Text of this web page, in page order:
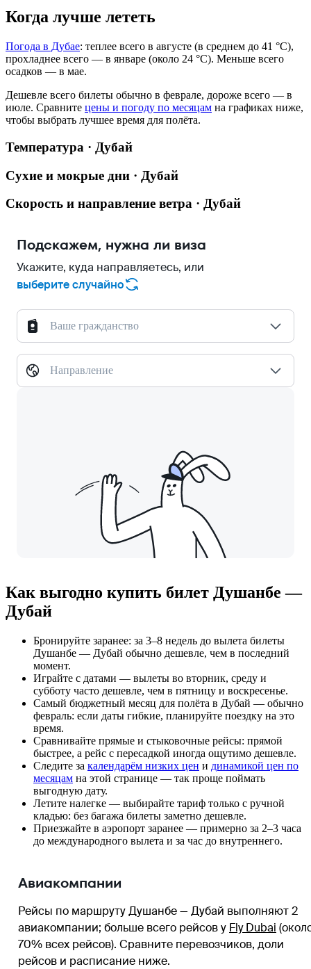
Когда лучше лететь
Погода в Дубае: теплее всего в августе (в среднем до 41 °C),
прохладнее всего — в январе (около 24 °C). Меньше всего
осадков — в мае.
Дешевле всего билеты обычно в феврале, дороже всего — в
июле. Сравните цены и погоду по месяцам на графиках ниже,
чтобы выбрать лучшее время для полёта.
Температура · Дубай
Сухие и мокрые дни · Дубай
Скорость и направление ветра · Дубай
Подскажем, нужна ли виза
Укажите, куда направляетесь, или
выберите случайно
Ваше гражданство
Направление
Как выгодно купить билет Душанбе —
Дубай
Бронируйте заранее: за 3–8 недель до вылета билеты
Душанбе — Дубай обычно дешевле, чем в последний
момент.
Играйте с датами — вылеты во вторник, среду и
субботу часто дешевле, чем в пятницу и воскресенье.
Самый бюджетный месяц для полёта в Дубай — обычно
февраль: если даты гибкие, планируйте поездку на это
время.
Сравнивайте прямые и стыковочные рейсы: прямой
быстрее, а рейс с пересадкой иногда ощутимо дешевле.
Следите за календарём низких цен и динамикой цен по
месяцам на этой странице — так проще поймать
выгодную дату.
Летите налегке — выбирайте тариф только с ручной
кладью: без багажа билеты заметно дешевле.
Приезжайте в аэропорт заранее — примерно за 2–3 часа
до международного вылета и за час до внутреннего.
Авиакомпании
Рейсы по маршруту Душанбе — Дубай выполняют 2
авиакомпании; больше всего рейсов у Fly Dubai
70% всех рейсов). Сравните перевозчиков, доли
рейсов и расписание ниже.